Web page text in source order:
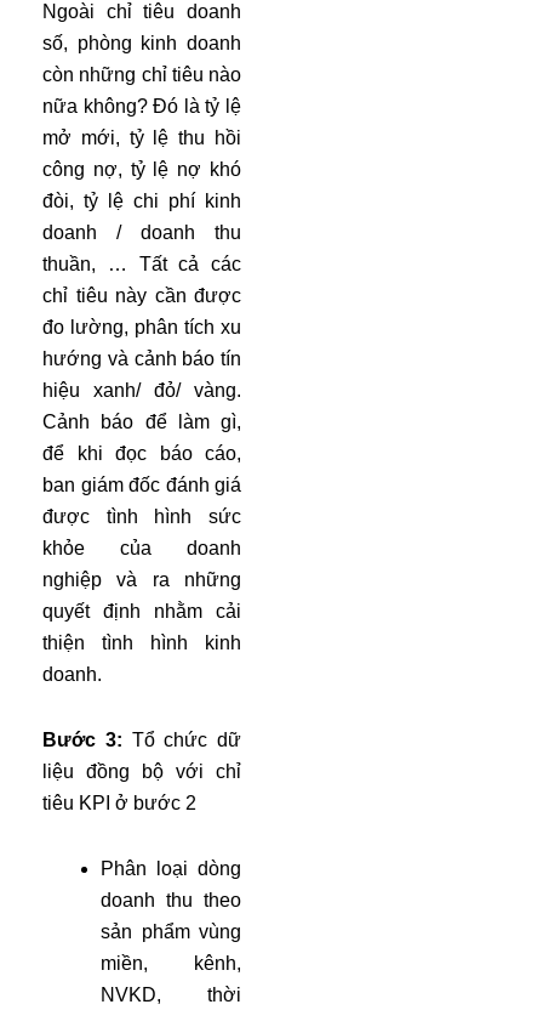
Ngoài chỉ tiêu doanh
số, phòng kinh doanh
còn những chỉ tiêu nào
nữa không? Đó là tỷ lệ
mở mới, tỷ lệ thu hồi
công nợ, tỷ lệ nợ khó
đòi, tỷ lệ chi phí kinh
doanh / doanh thu
thuần, … Tất cả các
chỉ tiêu này cần được
đo lường, phân tích xu
hướng và cảnh báo tín
hiệu xanh/ đỏ/ vàng.
Cảnh báo để làm gì,
để khi đọc báo cáo,
ban giám đốc đánh giá
được tình hình sức
khỏe của doanh
nghiệp và ra những
quyết định nhằm cải
thiện tình hình kinh
doanh.
Bước 3: Tổ chức dữ
liệu đồng bộ với chỉ
tiêu KPI ở bước 2
Phân loại dòng
doanh thu theo
sản phẩm vùng
miền, kênh,
NVKD, thời